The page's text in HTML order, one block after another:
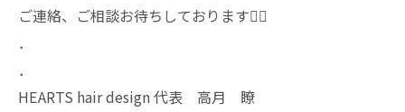
ご連絡、ご相談お待ちしております🙇‍♂️
．
．
HEARTS hair design 代表 高月 瞭